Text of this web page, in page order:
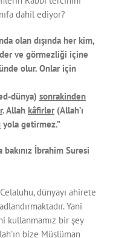
dahil ediyor?
olan dışında her kim,
ve görmezliği içine
olur. Onlar için
dünya) sonrakinden
. Allah kâfirler (Allah’ı
yola getirmez.”
İbrahim Suresi
dünyayı ahirete
Yani
kullanmamız bir şey
bize Müslüman